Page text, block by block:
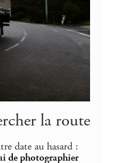
la route
date au hasard :
de photographier